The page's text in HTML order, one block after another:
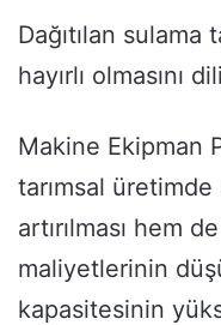
Dağıtılan
hayırlı olmasını
Makine Ekipman
tarımsal
artırılması hem
maliyetlerinin
kapasitesinin